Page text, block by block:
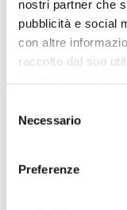
nostri partner che
pubblicità e social
con altre
raccolto dal suo
delNecessario
Preferenze
competenze
attendono e
professionisti
continuare a
NEWS DELLA